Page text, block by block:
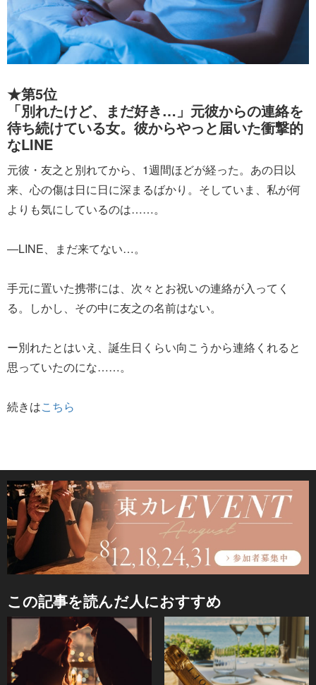
★第5位
「別れたけど、まだ好き…」元彼からの連絡を
待ち続けている女。彼からやっと届いた衝撃的
なLINE
元彼・友之と別れてから、1週間ほどが経った。あの日以
来、心の傷は日に日に深まるばかり。そしていま、私が何
よりも気にしているのは……。
―LINE、まだ来てない…。
手元に置いた携帯には、次々とお祝いの連絡が入ってく
る。しかし、その中に友之の名前はない。
ー別れたとはいえ、誕生日くらい向こうから連絡くれると
思っていたのにな……。
続きはこちら
この記事を読んだ人におすすめ